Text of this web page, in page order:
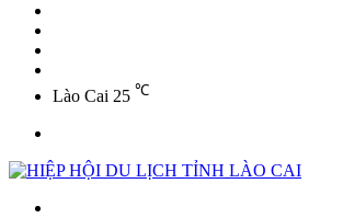
Lào Cai 25 ℃